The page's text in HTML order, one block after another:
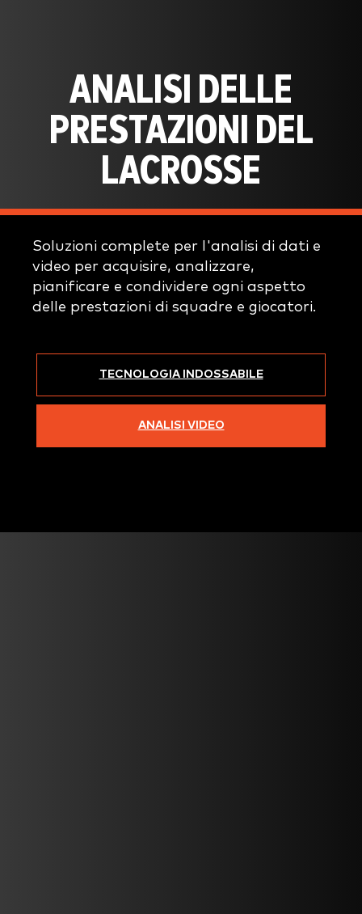
ANALISI DELLE
PRESTAZIONI DEL
LACROSSE
Soluzioni complete per l'analisi di dati e
video per acquisire, analizzare,
pianificare e condividere ogni aspetto
delle prestazioni di squadre e giocatori.
TECNOLOGIA INDOSSABILE
ANALISI VIDEO